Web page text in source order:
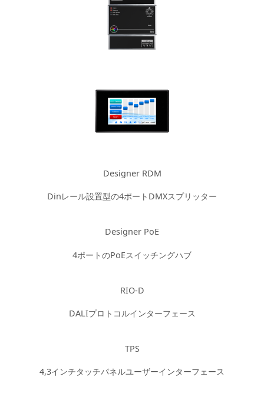
Designer RDM
Dinレール設置型の4ポートDMXスプリッター
Designer PoE
4ポートのPoEスイッチングハブ
RIO-D
DALIプロトコルインターフェース
TPS
4,3インチタッチパネルユーザーインターフェース